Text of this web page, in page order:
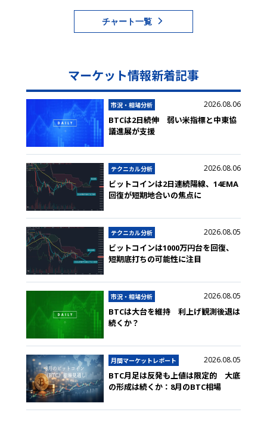
チャート一覧
マーケット情報新着記事
市況・相場分析 2026.08.06
BTCは2日続伸 弱い米指標と中東協
議進展が支援
テクニカル分析 2026.08.06
ビットコインは2日連続陽線、14EMA
回復が短期地合いの焦点に
テクニカル分析 2026.08.05
ビットコインは1000万円台を回復、
短期底打ちの可能性に注目
市況・相場分析 2026.08.05
BTCは大台を維持 利上げ観測後退は
続くか？
月間マーケットレポート 2026.08.05
BTC月足は反発も上値は限定的 大底
の形成は続くか：8月のBTC相場